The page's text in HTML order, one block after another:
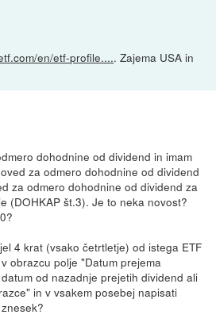
en/etf-profile..... Zajema USA in
dohodnine od dividend in imam
za odmero dohodnine od dividend
za odmero dohodnine od dividend za
(DOHKAP št.3). Je to neka novost?
4 krat (vsako četrtletje) od istega ETF
obrazcu polje "Datum prejema
od nazadnje prejetih dividend ali
in v vsakem posebej napisati